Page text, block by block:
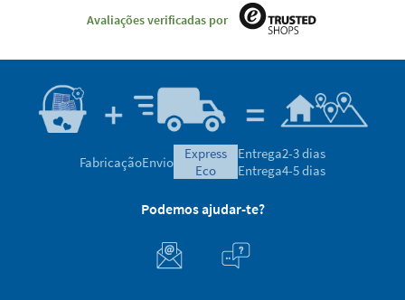
Avaliações verificadas por
FabricaçãoEnvio
express
eco
Entrega2-3 dias
Entrega4-5 dias
Podemos ajudar-te?